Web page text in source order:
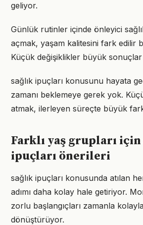
geliyor.
Günlük rutinler içinde önleyici
açmak, yaşam kalitesini fark edilir
Küçük değişiklikler büyük
sağlık ipuçları konusunu hayata
zamanı beklemeye gerek yok.
atmak, ilerleyen süreçte büyük
Farklı yaş grupları için
ipuçları önerileri
sağlık ipuçları konusunda atılan
adımı daha kolay hale getiriyor.
zorlu başlangıçları zamanla
dönüştürüyor.